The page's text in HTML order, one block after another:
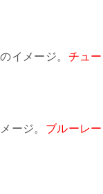
イメージ。 チュー
ージ。 ブルーレー